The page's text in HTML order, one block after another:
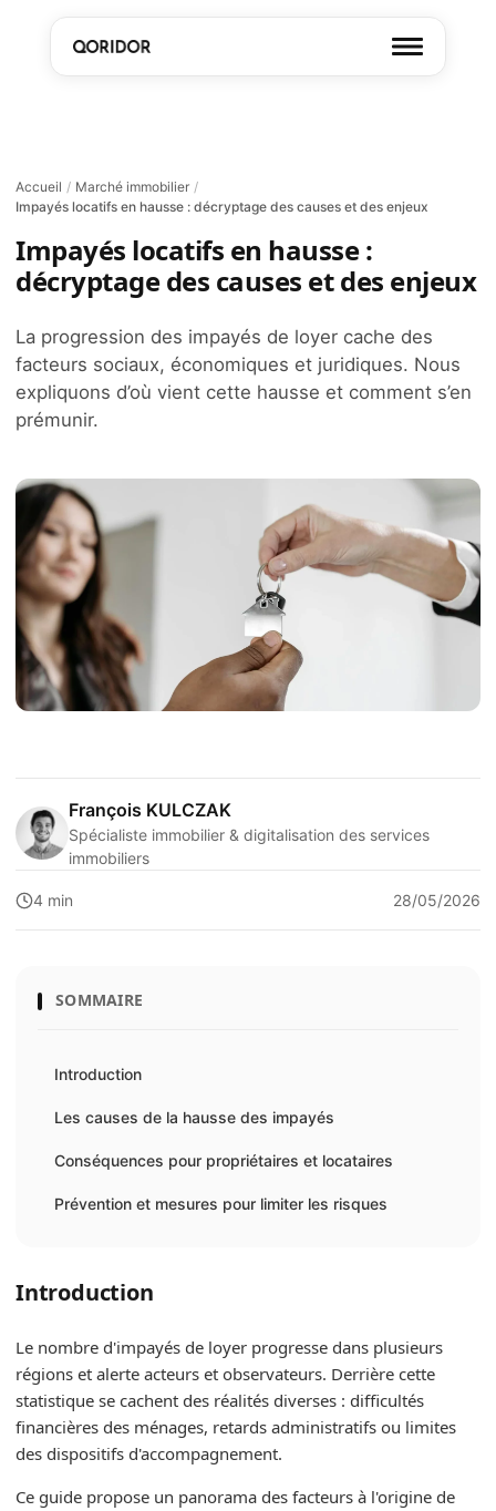
Accueil / Marché immobilier /
Impayés locatifs en hausse : décryptage des causes et des enjeux
Impayés locatifs en hausse :
décryptage des causes et des enjeux
La progression des impayés de loyer cache des
facteurs sociaux, économiques et juridiques. Nous
expliquons d’où vient cette hausse et comment s’en
prémunir.
François KULCZAK
Spécialiste immobilier & digitalisation des services
immobiliers
4 min 28/05/2026
SOMMAIRE
Introduction
Les causes de la hausse des impayés
Conséquences pour propriétaires et locataires
Prévention et mesures pour limiter les risques
Introduction
Le nombre d'impayés de loyer progresse dans plusieurs
régions et alerte acteurs et observateurs. Derrière cette
statistique se cachent des réalités diverses : difficultés
financières des ménages, retards administratifs ou limites
des dispositifs d'accompagnement.
Ce guide propose un panorama des facteurs à l'origine de